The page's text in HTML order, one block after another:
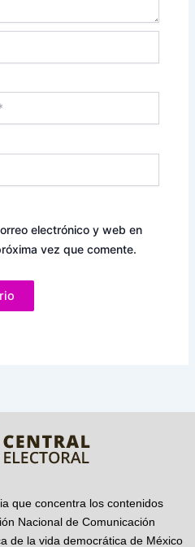
electrónico y web en
vez que comente.
que concentra los contenidos
Nacional de Comunicación
de la vida democrática de México